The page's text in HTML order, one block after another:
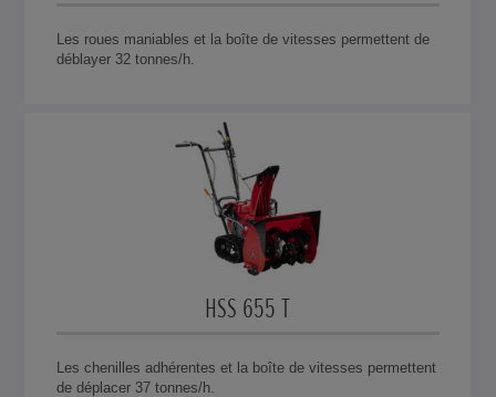
Les roues maniables et la boîte de vitesses permettent de
déblayer 32 tonnes/h.
HSS 655 T
Les chenilles adhérentes et la boîte de vitesses permettent
de déplacer 37 tonnes/h.